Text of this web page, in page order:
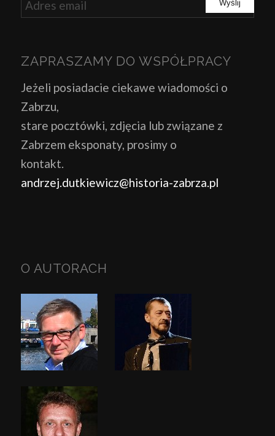
ZAPRASZAMY DO WSPÓŁPRACY
Jeżeli posiadacie ciekawe wiadomości o
Zabrzu,
stare pocztówki, zdjęcia lub związane z
Zabrzem eksponaty, prosimy o
kontakt.
andrzej.dutkiewicz@historia-zabrza.pl
O AUTORACH